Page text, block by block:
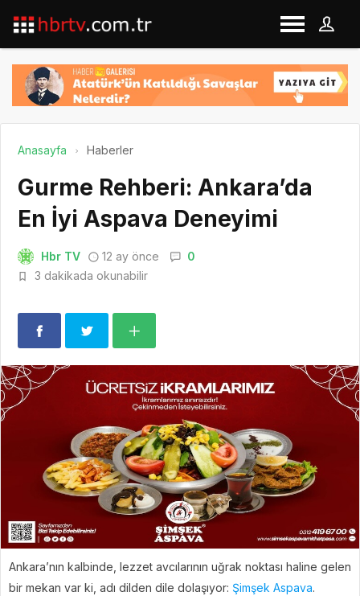
Anasayfa Haberler
Gurme Rehberi: Ankara’da
En İyi Aspava Deneyimi
Hbr TV 12 ay önce
0
3 dakikada okunabilir
Ankara’nın kalbinde, lezzet avcılarının uğrak noktası haline gelen
bir mekan var ki, adı dilden dile dolaşıyor: Şimşek Aspava.